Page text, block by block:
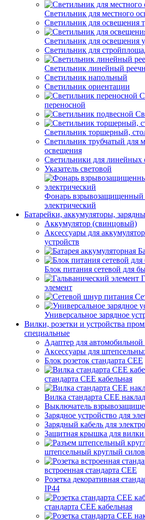
Светильник для местного
Светильник для освещения
Светильник для освещения
Светильник для
Светильник линейный
Светильник напольный
Светильник ориентации
переносной
Светильник торшерный,
Светильник трубчатый для
освещения
Светильники для линейных
Указатель световой
Фонарь
электрический
Батарейки, аккумуляторы,
Аккумулятор (свинцовый)
Аксессуары для
устройств
Блок питания сетевой для
элемент
Универсальное зарядное
Вилки, розетки и устройства
специальные
Адаптер для автомобильной
Аксессуары для
Блок розеток стандарта CEE
стандарта CEE кабельная
Вилка стандарта CEE
Выключатель
Зарядное устройство для
Зарядный кабель для
Защитная крышка для вилки
штепсельный круглый
встроенная стандарта CEE
Розетка декоративная
IP44
стандарта СЕЕ кабельная